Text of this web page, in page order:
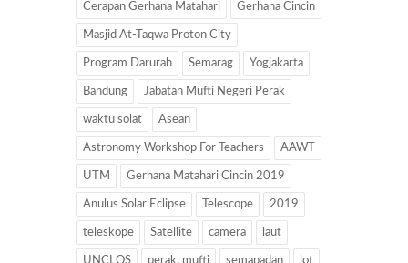
Cerapan Gerhana Matahari Gerhana Cincin
Masjid At-Taqwa Proton City
Program Darurah Semarag Yogjakarta
Bandung Jabatan Mufti Negeri Perak
waktu solat Asean
Astronomy Workshop For Teachers AAWT
UTM Gerhana Matahari Cincin 2019
Anulus Solar Eclipse Telescope 2019
teleskope Satellite camera laut
UNCLOS perak. mufti semapadan lot